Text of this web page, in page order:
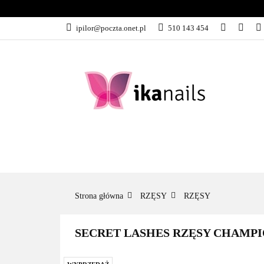
ipilor@poczta.onet.pl 510 143 454KATEGORIE
Strona główna RZĘSY RZĘSY
SECRET LASHES RZĘSY